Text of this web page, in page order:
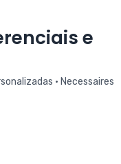
e
• Necessaires